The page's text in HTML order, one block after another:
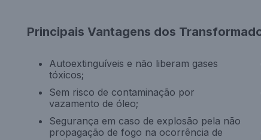
Principais Vantagens dos
Autoextinguíveis e não liberam gases
tóxicos;
Sem risco de contaminação por
vazamento de óleo;
Segurança em caso de explosão pela não
propagação de fogo na ocorrência de